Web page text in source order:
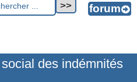
des indémnités